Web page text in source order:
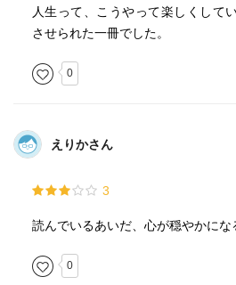
人生って、こうやって楽しくして
させられた一冊でした。
0
えりかさん
3
読んでいるあいだ、心が穏やかにな
0